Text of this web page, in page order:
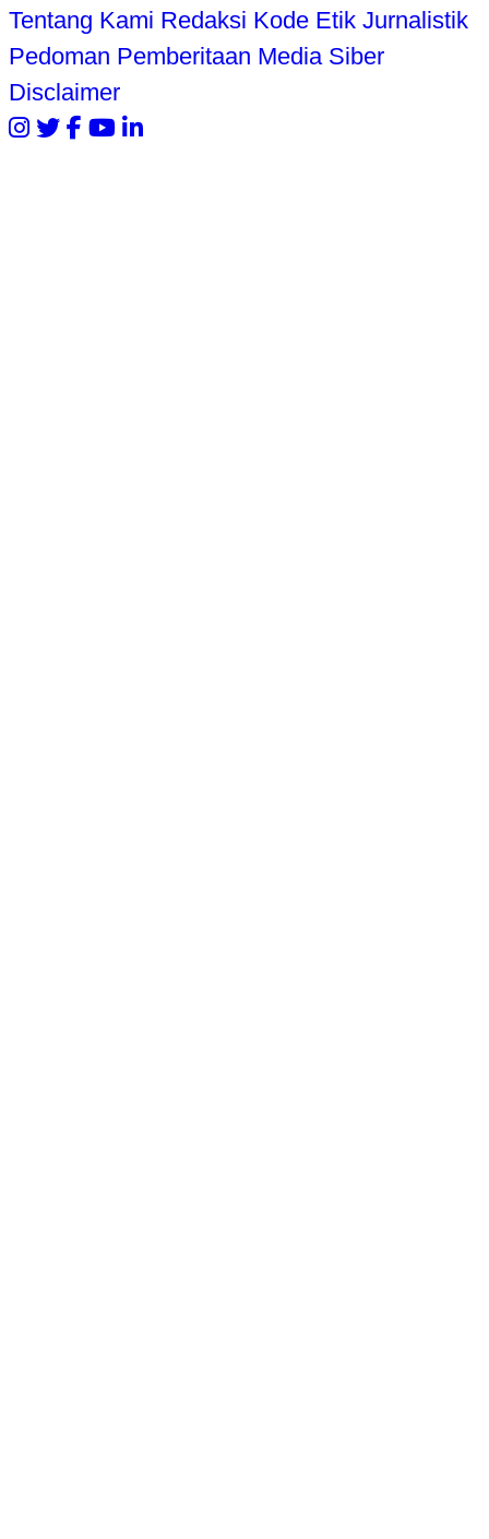
Tentang Kami Redaksi Kode Etik Jurnalistik
Pedoman Pemberitaan Media Siber
Disclaimer